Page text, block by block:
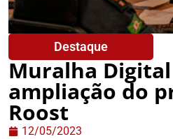
Destaque
Muralha
ampliação do
Roost
12/05/2023